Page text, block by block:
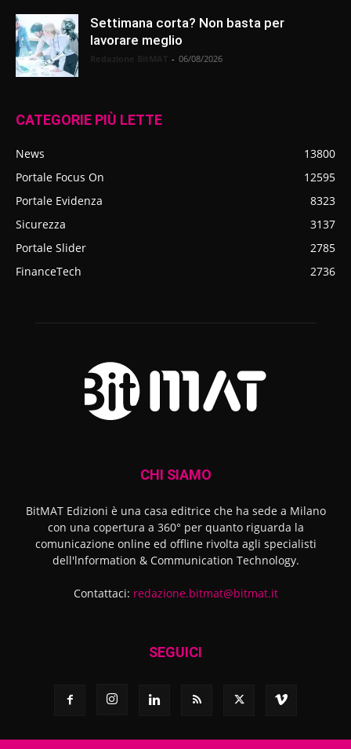
Settimana corta? Non basta per
lavorare meglio
- 06/08/2026
CATEGORIE PIÙ LETTE
News
13800
Portale Focus On
12595
Portale Evidenza
8323
Sicurezza
3137
Portale Slider
2785
FinanceTech
2736
CHI SIAMO
BitMAT Edizioni è una casa editrice che ha sede a Milano
con una copertura a 360° per quanto riguarda la
comunicazione online ed offline rivolta agli specialisti
dell'lnformation & Communication Technology.
Contattaci: redazione.bitmat@bitmat.it
SEGUICI